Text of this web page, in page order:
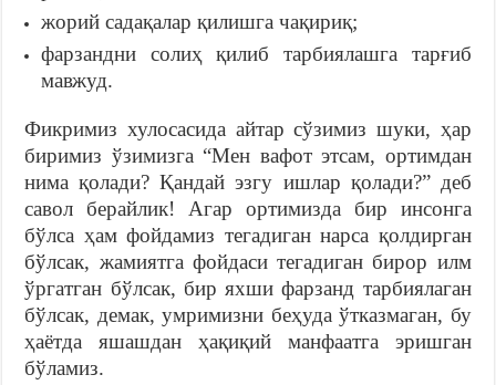
жорий садақалар қилишга чақириқ;
фарзандни солиҳ қилиб тарбиялашга тарғиб
мавжуд.
Фикримиз хулосасида айтар сўзимиз шуки, ҳар
биримиз ўзимизга “Мен вафот этсам, ортимдан
нима қолади? Қандай эзгу ишлар қолади?” деб
савол берайлик! Агар ортимизда бир инсонга
бўлса ҳам фойдамиз тегадиган нарса қолдирган
бўлсак, жамиятга фойдаси тегадиган бирор илм
ўргатган бўлсак, бир яхши фарзанд тарбиялаган
бўлсак, демак, умримизни беҳуда ўтказмаган, бу
ҳаётда яшашдан ҳақиқий манфаатга эришган
бўламиз.